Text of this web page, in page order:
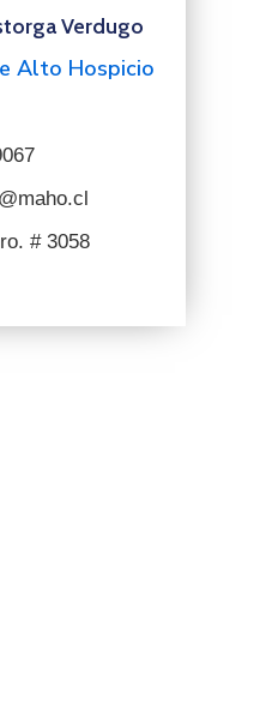
Verdugo
Alto Hospicio
# 3058